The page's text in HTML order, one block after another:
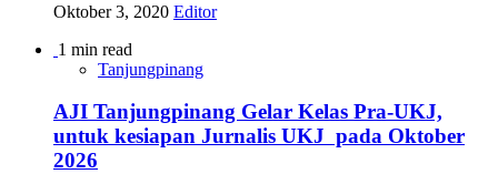
Oktober 3, 2020 Editor
1 min read
Tanjungpinang
AJI Tanjungpinang Gelar Kelas Pra-UKJ,
untuk kesiapan Jurnalis UKJ pada Oktober
2026